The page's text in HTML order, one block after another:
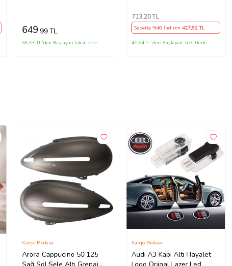
649,99 TL
69,33 TL'den Başlayan Taksitlerle
713,20 TL
Sepette %40 İndirim 427,92 TL
45,64 TL'den Başlayan Taksitlerle
Arora Cappucino 50 125
Kargo Bedava
Audi A3 Kapı Altı Hayalet
Kargo Bedava